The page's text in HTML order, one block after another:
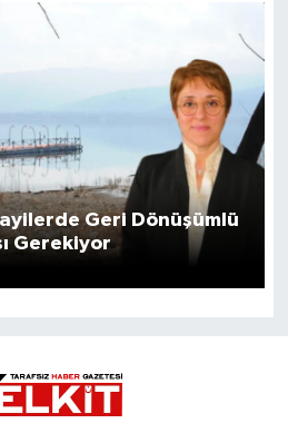
Geri Dönüşümlü
Gerekiyor